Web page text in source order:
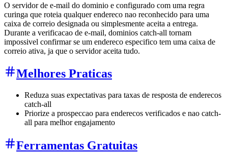
O servidor de e-mail do dominio e configurado com uma regra
curinga que roteia qualquer endereco nao reconhecido para uma
caixa de correio designada ou simplesmente aceita a entrega.
Durante a verificacao de e-mail, dominios catch-all tornam
impossivel confirmar se um endereco especifico tem uma caixa de
correio ativa, ja que o servidor aceita tudo.
Melhores Praticas
Reduza suas expectativas para taxas de resposta de enderecos
catch-all
Priorize a prospeccao para enderecos verificados e nao catch-
all para melhor engajamento
Ferramentas Gratuitas